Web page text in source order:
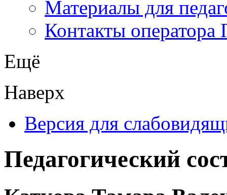
Материалы для
Контакты оператора
Ещё
Наверх
Версия для
Педагогический